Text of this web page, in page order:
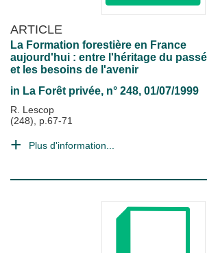
ARTICLE
La Formation forestière en France
aujourd'hui : entre l'héritage du passé
et les besoins de l'avenir
in La Forêt privée, n° 248, 01/07/1999
R. Lescop
(248), p.67-71
Plus d'information...